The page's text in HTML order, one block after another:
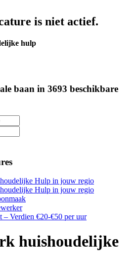
is niet actief.
hulp
baan in 3693 beschikbare
Hulp in jouw regio
Hulp in jouw regio
– Verdien €20-€50 per uur
huishoudelijke